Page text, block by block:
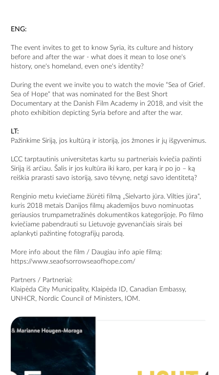
ENG:
The event invites to get to know Syria, its culture and history
before and after the war - what does it mean to lose one's
history, one's homeland, even one's identity?
During the event we invite you to watch the movie “Sea of ​​Grief.
Sea of ​​Hope“ that was nominated for the Best Short
Documentary at the Danish Film Academy in 2018, and visit the
photo exhibition depicting Syria before and after the war.
LT:
Pažinkime Siriją, jos kultūrą ir istoriją, jos žmones ir jų išgyvenimus.
LCC tarptautinis universitetas kartu su partneriais kviečia pažinti
Siriją iš arčiau. Šalis ir jos kultūra iki karo, per karą ir po jo – ką
reiškia prarasti savo istoriją, savo tėvynę, netgi savo identitetą?
Renginio metu kviečiame žiūrėti filmą „Sielvarto jūra. Vilties jūra“,
kuris 2018 metais Danijos filmų akademijos buvo nominuotas
geriausios trumpametražinės dokumentikos kategorijoje. Po filmo
kviečiame pabendrauti su Lietuvoje gyvenančiais sirais bei
aplankyti pažintinę fotografijų parodą.
More info about the film / Daugiau info apie filmą:
https://www.seaofsorrowseaofhope.com/
Partners / Partneriai:
Klaipėda City Municipality, Klaipėda ID, Canadian Embassy,
UNHCR, Nordic Council of Ministers, IOM.